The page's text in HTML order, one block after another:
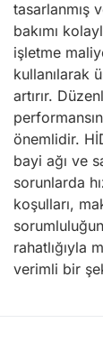
tasarlanmış
bakımı
işletme
kullanılarak
artırır.
önemlidir.
bayi ağı ve
sorunlarda
koşulları,
rahatlığıyla
verimli bir